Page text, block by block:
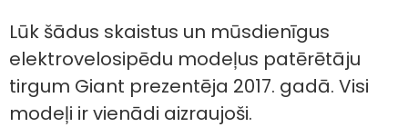
Lūk šādus skaistus un mūsdienīgus
elektrovelosipēdu modeļus patērētāju
tirgum Giant prezentēja 2017. gadā. Visi
modeļi ir vienādi aizraujoši.